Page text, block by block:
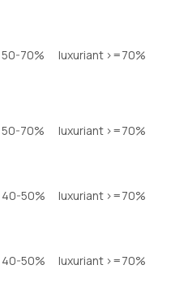
50-70% luxuriant >=70%
50-70% luxuriant >=70%
40-50% luxuriant >=70%
40-50% luxuriant >=70%